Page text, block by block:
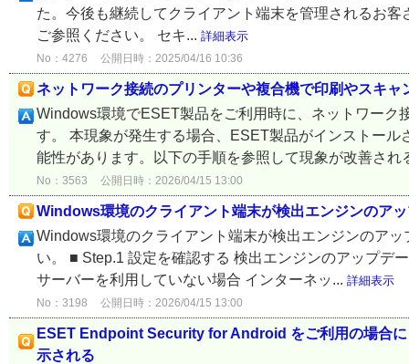
た。今後も継続してクライアント端末を管理されるお
ご参照ください。 セキ... 詳細表示
No：4276 公開日時：2025/04/16 10:36
ネットワーク接続のプリンターや複合機で印刷やスキャ
Windows環境でESET製品をご利用時に、ネットワー
す。 本現象が発生する場合、ESET製品がインストー
能性があります。以下の手順を参照して現象が改善さ
No：3563 公開日時：2026/04/15 13:00
Windows環境のクライアント端末が検出エンジンのア
Windows環境のクライアント端末が検出エンジンのア
い。 ■ Step.1 設定を確認する 検出エンジンのアップデ
サーバーを利用していない場合 インターネッ... 詳細表示
No：3198 公開日時：2026/04/15 13:00
ESET Endpoint Security for Android をご利用の場合
示される